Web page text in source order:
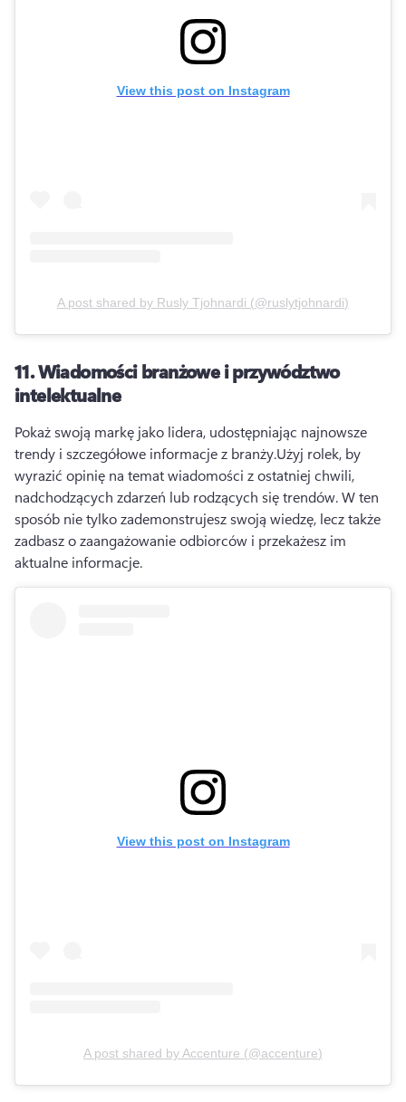
View this post on Instagram
A post shared by Rusly Tjohnardi (@ruslytjohnardi)
11.Wiadomości branżowe i przywództwo
intelektualne
Pokaż swoją markę jako lidera, udostępniając najnowsze
trendy i szczegółowe informacje z branży.Użyj rolek, by
wyrazić opinię na temat wiadomości z ostatniej chwili,
nadchodzących zdarzeń lub rodzących się trendów. W ten
sposób nie tylko zademonstrujesz swoją wiedzę, lecz także
zadbasz o zaangażowanie odbiorców i przekażesz im
aktualne informacje.
View this post on Instagram
A post shared by Accenture (@accenture)